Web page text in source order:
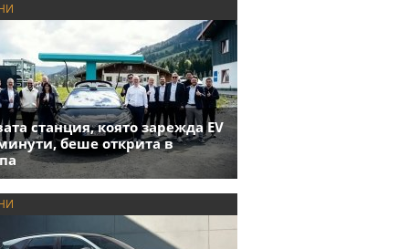
станция, която зарежда EV
беше открита в